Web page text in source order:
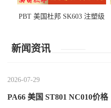
PBT 美国杜邦 SK603 注塑级
新闻资讯
2026-07-29
PA66 美国 ST801 NC010价格